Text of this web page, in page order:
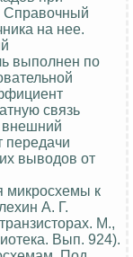
Справочный
на нее.
выполнен по
связь
передачи
выводов от
микросхемы к
А. Г.
М.,
Вып. 924).